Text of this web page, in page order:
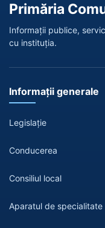
Primăria
Informații publice,
cu instituția.
Informații generale
Legislație
Conducerea
Consiliul local
Aparatul de specialitate